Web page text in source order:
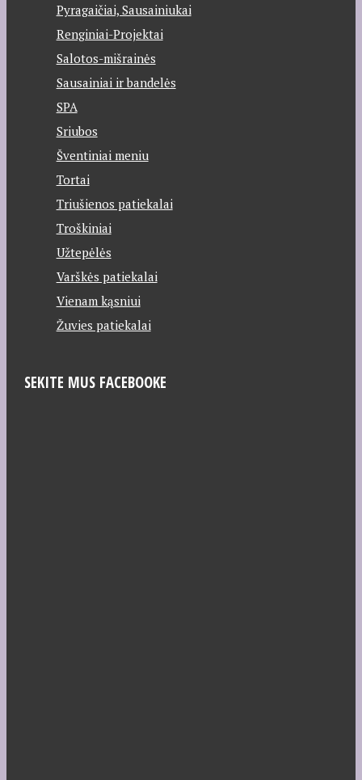
Pyragaičiai, Sausainiukai
Renginiai-Projektai
Salotos-mišrainės
Sausainiai ir bandelės
SPA
Sriubos
Šventiniai meniu
Tortai
Triušienos patiekalai
Troškiniai
Užtepėlės
Varškės patiekalai
Vienam kąsniui
Žuvies patiekalai
SEKITE MUS FACEBOOKE